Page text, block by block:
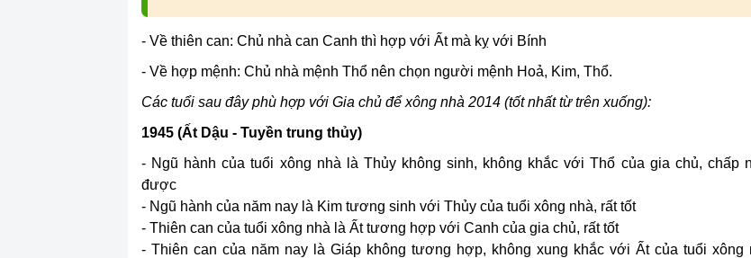
- Về thiên can: Chủ nhà can Canh thì hợp với Ất mà kỵ với Bính
- Về hợp mệnh: Chủ nhà mệnh Thổ nên chọn người mệnh Hoả, Kim, Thổ.
Các tuổi sau đây phù hợp với Gia chủ để xông nhà 2014 (tốt nhất từ trên xuống):
1945 (Ất Dậu - Tuyền trung thủy)
- Ngũ hành của tuổi xông nhà là Thủy không sinh, không khắc với Thổ của gia chủ, chấp
được
- Ngũ hành của năm nay là Kim tương sinh với Thủy của tuổi xông nhà, rất tốt
- Thiên can của tuổi xông nhà là Ất tương hợp với Canh của gia chủ, rất tốt
- Thiên can của năm nay là Giáp không tương hợp, không xung khắc với Ất của tuổi xông